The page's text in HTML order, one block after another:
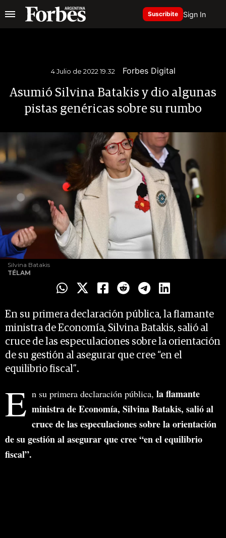
Suscribite Sign In
4 Julio de 2022 19.32 Forbes Digital
Asumió Silvina Batakis y dio algunas
pistas genéricas sobre su rumbo
Silvina Batakis
TÉLAM
En su primera declaración pública, la flamante
ministra de Economía, Silvina Batakis, salió al
cruce de las especulaciones sobre la orientación
de su gestión al asegurar que cree “en el
equilibrio fiscal”.
E n su primera declaración pública, la flamante
ministra de Economía, Silvina Batakis, salió al
cruce de las especulaciones sobre la orientación
de su gestión al asegurar que cree “en el equilibrio
fiscal”.